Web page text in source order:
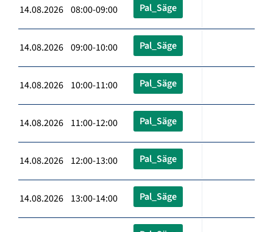
14.08.2026 08:00-09:00 Pal_Säge
14.08.2026 09:00-10:00 Pal_Säge
14.08.2026 10:00-11:00 Pal_Säge
14.08.2026 11:00-12:00 Pal_Säge
14.08.2026 12:00-13:00 Pal_Säge
14.08.2026 13:00-14:00 Pal_Säge